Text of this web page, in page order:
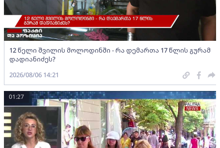
12 წელი შვილის მოლოდინში - რა დემართა 17 წლის გურამ
დადიანიძეს?
2026/08/06 14:21
01:27